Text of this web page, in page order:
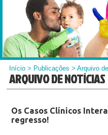
Início > Publicações > Arquivo
ARQUIVO DE NOTÍCIAS
Os Casos Clínicos
regresso!